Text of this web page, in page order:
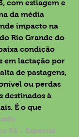
com estiagem e
da média
impacto na
Rio Grande do
condição
em lactação por
de pastagens,
ou perdas
destinados à
É o que
51 - Especial